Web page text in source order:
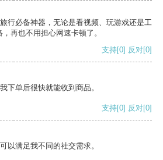
行必备神器，无论是看视频、玩游戏还是工
再也不用担心网速卡顿了。
支持[0] 反对[0]
下单后很快就能收到商品。
支持[0] 反对[0]
以满足我不同的社交需求。